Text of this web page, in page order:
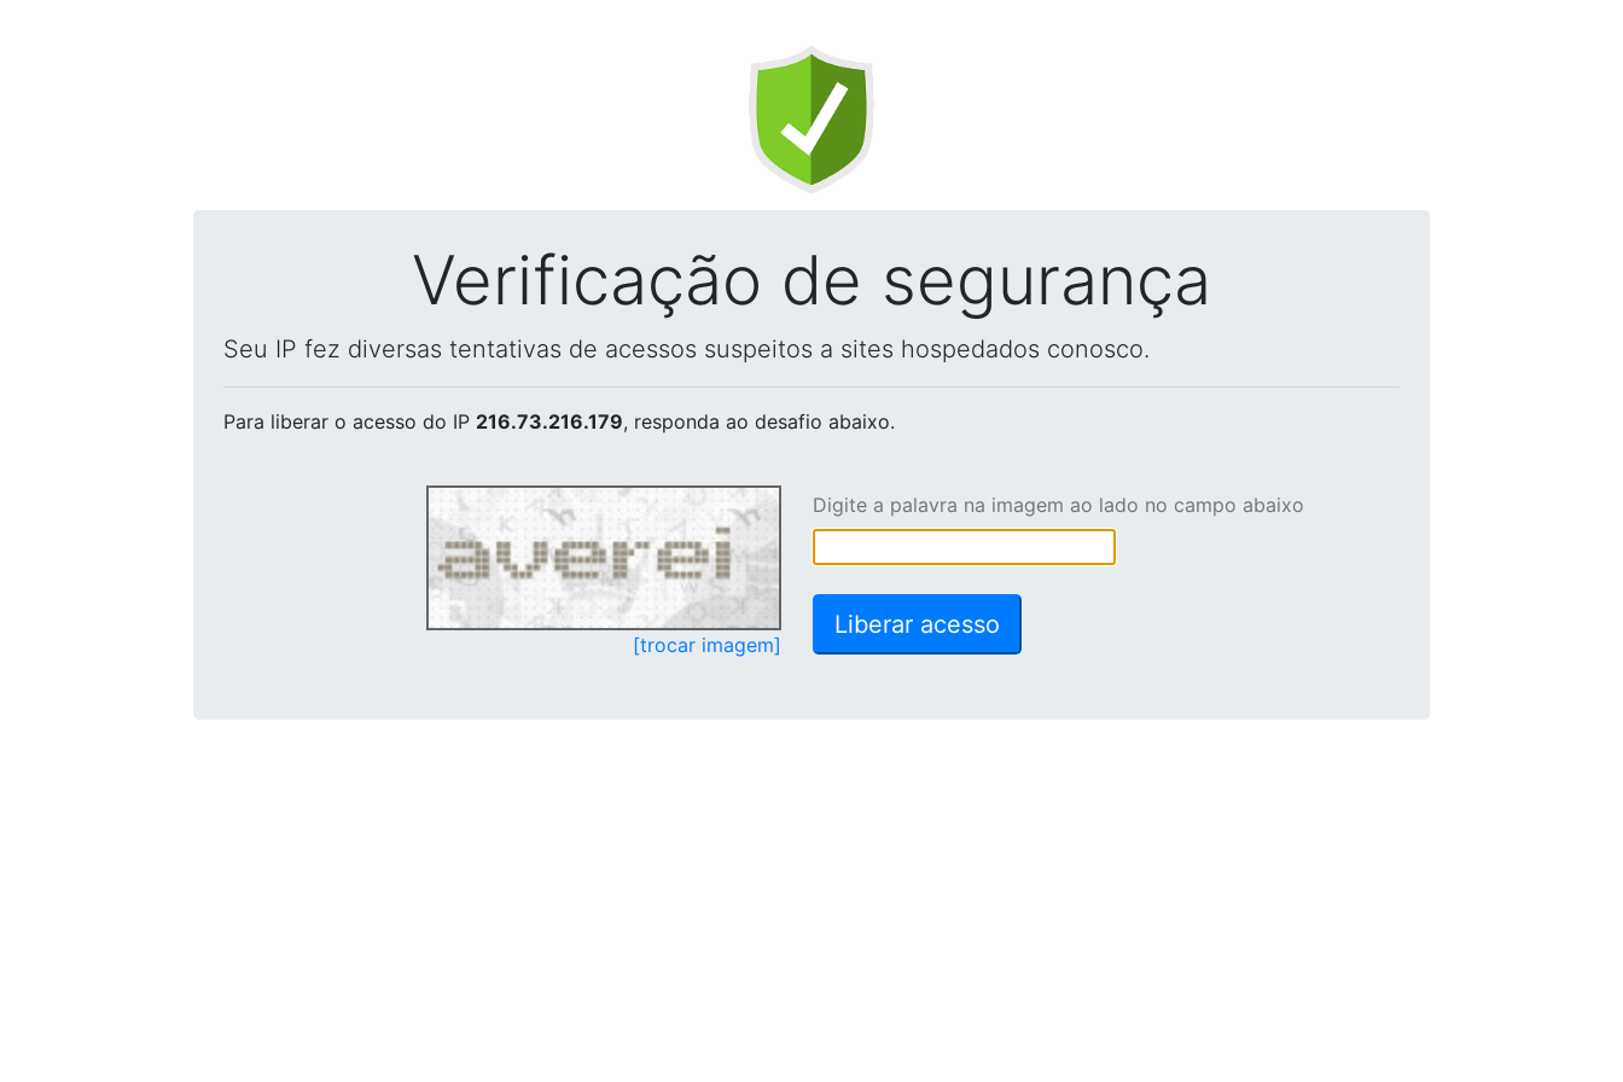
Verificação de segurança
Seu IP fez diversas tentativas de acessos suspeitos a sites hospedados conosco.
Para liberar o acesso do IP 216.73.216.179, responda ao desafio abaixo.
[trocar imagem]
Digite a palavra na imagem ao lado no campo abaixo